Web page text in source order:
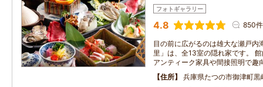
フォトギャラリー
4.8 850件
目の前に広がるのは雄大な瀬戸内
里」は、全13室の隠れ家です。
アンティーク家具や間接照明で趣
住所
兵庫県たつの市御津町